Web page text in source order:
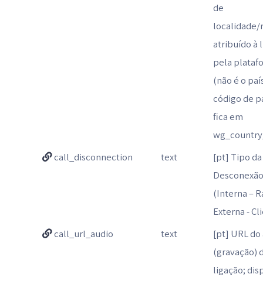
de
localidade/
atribuído à
pela
(não é o
código de
fica em
call_disconnection
text
[pt] Tipo da
(Interna –
Externa -
call_url_audio
text
[pt] URL do
(gravação)
ligação;